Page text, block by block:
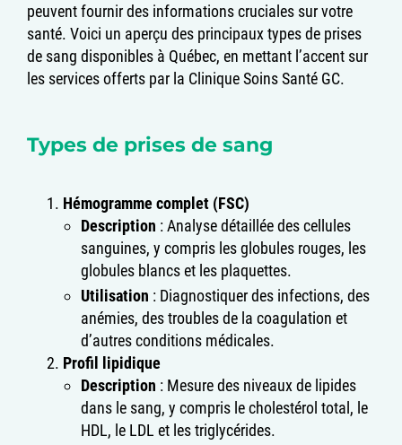
peuvent fournir des informations cruciales sur votre
santé. Voici un aperçu des principaux types de prises
de sang disponibles à Québec, en mettant l’accent sur
les services offerts par la Clinique Soins Santé GC.
Types de prises de sang
Hémogramme complet (FSC)
Description : Analyse détaillée des cellules
sanguines, y compris les globules rouges, les
globules blancs et les plaquettes.
Utilisation : Diagnostiquer des infections, des
anémies, des troubles de la coagulation et
d’autres conditions médicales.
Profil lipidique
Description : Mesure des niveaux de lipides
dans le sang, y compris le cholestérol total, le
HDL, le LDL et les triglycérides.